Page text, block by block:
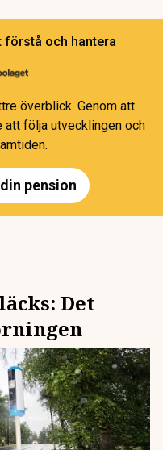
förstå och hantera
överblick. Genom att
att följa utvecklingen och
pension
Det